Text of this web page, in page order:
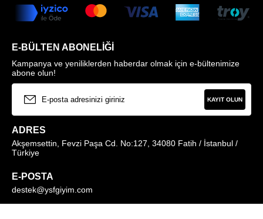
E-BÜLTEN ABONELIĞI
Kampanya ve yeniliklerden haberdar olmak için e-bültenimize
abone olun!
KAYIT OLUN
ADRES
Akşemsettin, Fevzi Paşa Cd. No:127, 34080 Fatih / İstanbul /
Türkiye
E-POSTA
destek@ysfgiyim.com